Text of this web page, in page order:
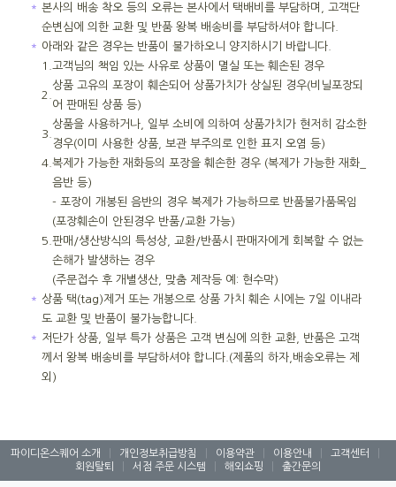
＊ 본사의 배송 착오 등의 오류는 본사에서 택배비를 부담하며, 고객단
순변심에 의한 교환 및 반품 왕복 배송비를 부담하셔야 합니다.
＊ 아래와 같은 경우는 반품이 불가하오니 양지하시기 바랍니다.
1.
고객님의 책임 있는 사유로 상품이 멸실 또는 훼손된 경우
2.
상품 고유의 포장이 훼손되어 상품가치가 상실된 경우(비닐포장되
어 판매된 상품 등)
3.
상품을 사용하거나, 일부 소비에 의하여 상품가치가 현저히 감소한
경우(이미 사용한 상품, 보관 부주의로 인한 표지 오염 등)
4. 복제가 가능한 재화등의 포장을 훼손한 경우 (복제가 가능한 재화_
음반 등)
- 포장이 개봉된 음반의 경우 복제가 가능하므로 반품불가품목임
(포장훼손이 안된경우 반품/교환 가능)
5. 판매/생산방식의 특성상, 교환/반품시 판매자에게 회복할 수 없는
손해가 발생하는 경우
(주문접수 후 개별생산, 맞춤 제작등 예: 현수막)
＊ 상품 택(tag)제거 또는 개봉으로 상품 가치 훼손 시에는 7일 이내라
도 교환 및 반품이 불가능합니다.
＊ 저단가 상품, 일부 특가 상품은 고객 변심에 의한 교환, 반품은 고객
께서 왕복 배송비를 부담하셔야 합니다.(제품의 하자,배송오류는 제
외)
파이디온스퀘어 소개 개인정보취급방침 이용약관 이용안내 고객센터
회원탈퇴
서점 주문 시스템 해외쇼핑 출간문의